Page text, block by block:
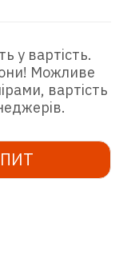
у вартість.
Можливе
вартість